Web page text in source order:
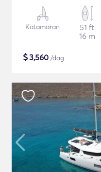
Katamaran
51 ft
16 m
$3,560 /dag